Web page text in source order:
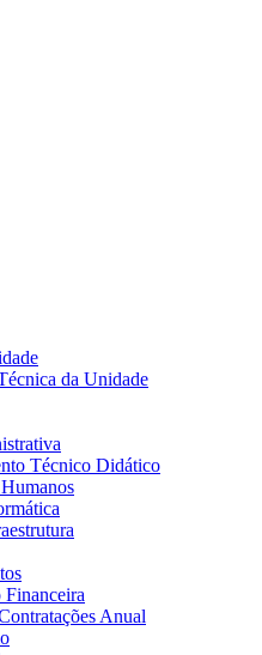
da Unidade
Técnico Didático
Financeira
Anual